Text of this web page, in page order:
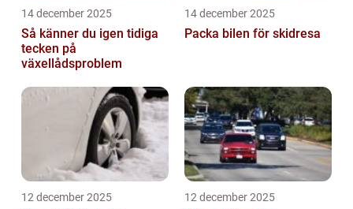
14 december 2025
Så känner du igen tidiga
tecken på
växellådsproblem
14 december 2025
Packa bilen för skidresa
12 december 2025 12 december 2025